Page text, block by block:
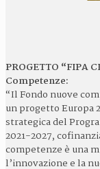
PROGETTO “FIPA
Competenze:
“Il Fondo nuove
un progetto Europa
strategica del
2021-2027,
competenze è una
l’innovazione e la